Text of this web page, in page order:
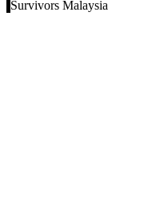
Survivors Malaysia